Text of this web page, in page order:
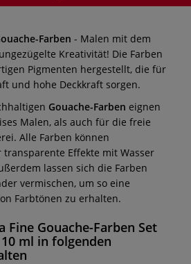
Farben - Malen mit dem
Kreativität! Die Farben
Pigmenten hergestellt, die für
und hohe Deckkraft sorgen.
Gouache-Farben eignen
Malen, als auch für die freie
Alle Farben können
Effekte mit Wasser
lassen sich die Farben
vermischen, um so eine
Farbtönen zu erhalten.
Fine Gouache-Farben Set
ml in folgenden